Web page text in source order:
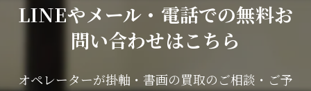
LINEやメール・電話での無料お
問い合わせはこちら
オペレーターが掛軸・書画の買取のご相談・ご予